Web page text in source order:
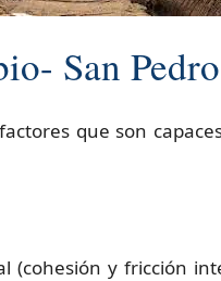
San
que son
y fricción